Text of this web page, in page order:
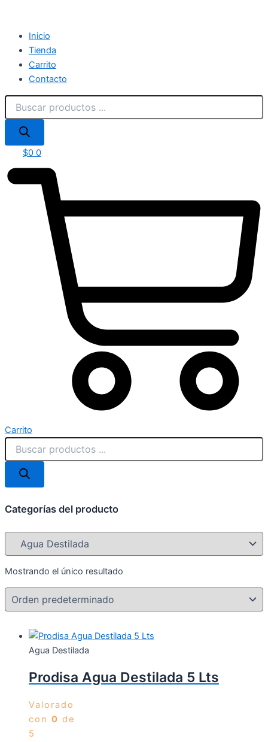
Inicio
Tienda
Carrito
Contacto
$0 0
Carrito
Categorías del producto
Mostrando el único resultado
Agua Destilada
Prodisa Agua Destilada 5 Lts
Valorado
con 0 de
5